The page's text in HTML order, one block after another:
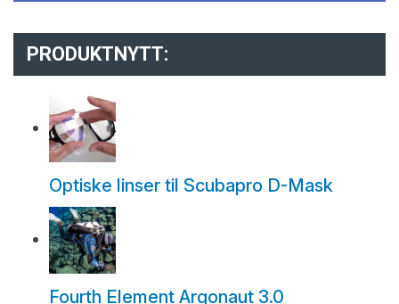
PRODUKTNYTT:
Optiske linser til Scubapro D-Mask
Fourth Element Argonaut 3.0